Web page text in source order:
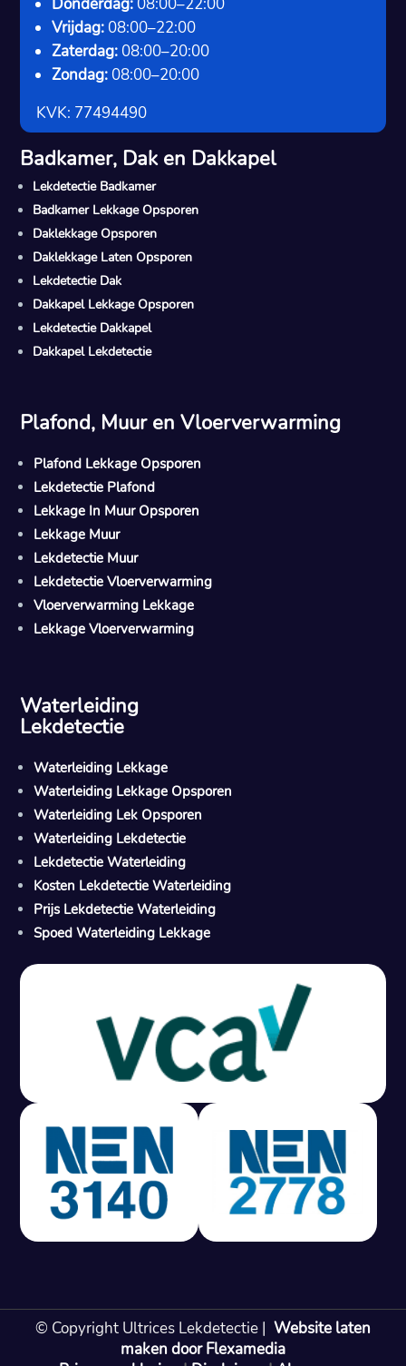
M
Gratis offerte in 24 uur
Geen lekkage? Geen betaling.
Vast tarief van € 395,- exc btw.
Rapport binnen 3 werkdagen.
100% RIsicovrij.
Vaak vergoed door verzekeraar.
Gratis offerte in 24 uur
Donderdag: 08:00–22:00
Vrijdag: 08:00–22:00
Zaterdag: 08:00–20:00
Zondag: 08:00–20:00
KVK: 77494490
Badkamer, Dak en Dakkapel
Lekdetectie Badkamer
Badkamer Lekkage Opsporen
Daklekkage Opsporen
Daklekkage Laten Opsporen
Lekdetectie Dak
Dakkapel Lekkage Opsporen
Lekdetectie Dakkapel
Dakkapel Lekdetectie
Plafond, Muur en Vloerverwarming
Plafond Lekkage Opsporen
Lekdetectie Plafond
Lekkage In Muur Opsporen
Lekkage Muur
Lekdetectie Muur
Lekdetectie Vloerverwarming
Vloerverwarming Lekkage
Lekkage Vloerverwarming
Waterleiding
Lekdetectie
Waterleiding Lekkage
Waterleiding Lekkage Opsporen
Waterleiding Lek Opsporen
Waterleiding Lekdetectie
Lekdetectie Waterleiding
Kosten Lekdetectie Waterleiding
Prijs Lekdetectie Waterleiding
Spoed Waterleiding Lekkage
© Copyright Ultrices Lekdetectie | Website laten
maken door Flexamedia